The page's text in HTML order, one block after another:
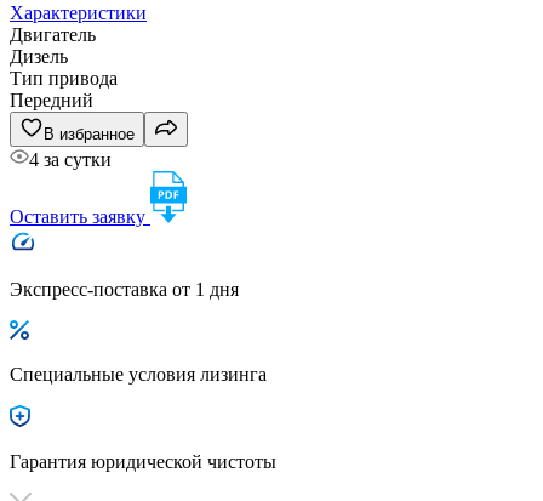
Характеристики
Двигатель
Дизель
Тип привода
Передний
В избранное
4 за сутки
Оставить заявку
Экспресс-поставка от 1 дня
Специальные условия лизинга
Гарантия юридической чистоты